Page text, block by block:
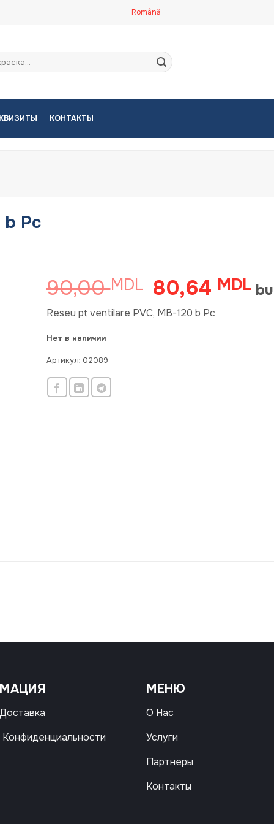
Română
КОНТАКТЫ
b Pc
90,00MDL Первоначальная
цена
составляла
80,64 MDL
Reseu pt ventilare PVC, MB-120 b Pc
Нет в наличии
Артикул: 02089
МЕНЮ
О Нас
Услуги
Партнеры
Контакты